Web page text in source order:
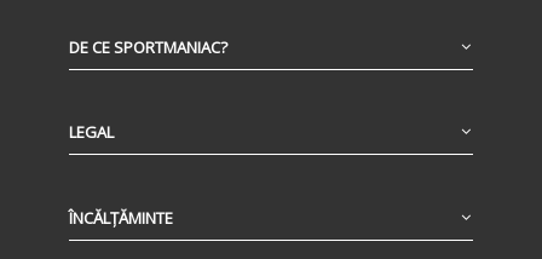
DE CE SPORTMANIAC?
LEGAL
ÎNCĂLȚĂMINTE